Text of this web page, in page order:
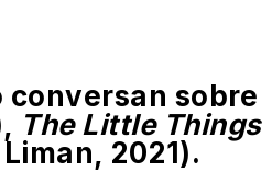
conversan sobre
The Little Things
2021).